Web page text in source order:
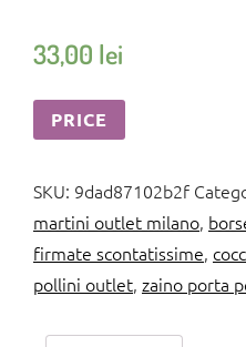
33,00 lei
PRICE
SKU: 9dad87102b2f
martini outlet milano,
firmate scontatissime,
pollini outlet, zaino porta